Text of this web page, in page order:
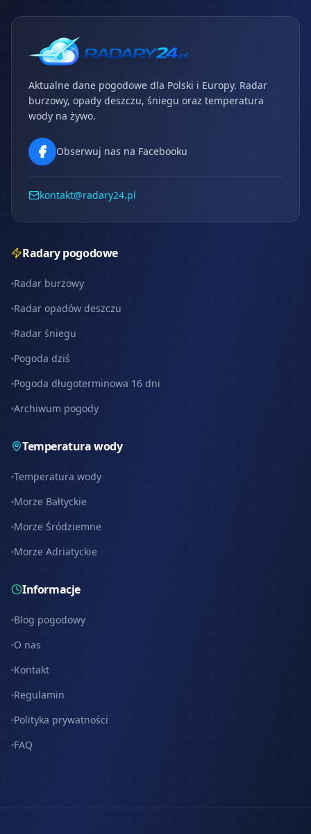
Aktualne dane pogodowe dla Polski i Europy. Radar
burzowy, opady deszczu, śniegu oraz temperatura
wody na żywo.
Obserwuj nas na Facebooku
kontakt@radary24.pl
Radary pogodowe
Radar burzowy
Radar opadów deszczu
Radar śniegu
Pogoda dziś
Pogoda długoterminowa 16 dni
Archiwum pogody
Temperatura wody
Temperatura wody
Morze Bałtyckie
Morze Śródziemne
Morze Adriatyckie
Informacje
Blog pogodowy
O nas
Kontakt
Regulamin
Polityka prywatności
FAQ